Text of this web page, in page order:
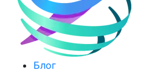
Блог